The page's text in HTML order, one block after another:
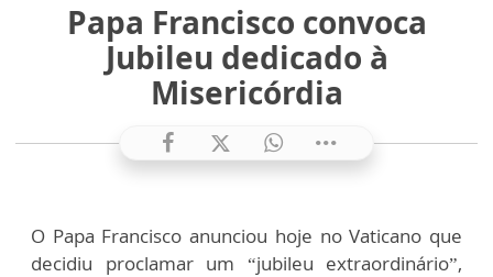
Papa Francisco convoca
Jubileu dedicado à
Misericórdia
O Papa Francisco anunciou hoje no Vaticano que
decidiu proclamar um “jubileu extraordinário”,